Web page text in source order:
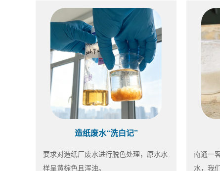
造纸废水“洗白记”
要求对造纸厂废水进行脱色处理，原水水
样呈黄棕色且浑浊。
南通一
水，我